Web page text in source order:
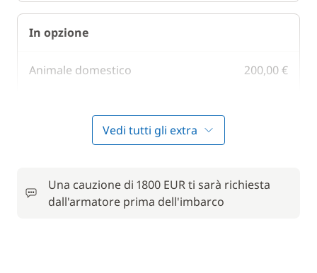
In opzione
Animale domestico 200,00 €
Asciugamani
Hostess (pasti non inclusi) 180,00 €
Vedi tutti gli extra
Una cauzione di 1800 EUR ti sarà richiesta
dall'armatore prima dell'imbarco